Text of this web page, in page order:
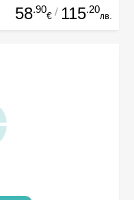
58.90
€ / 115.20
лв.